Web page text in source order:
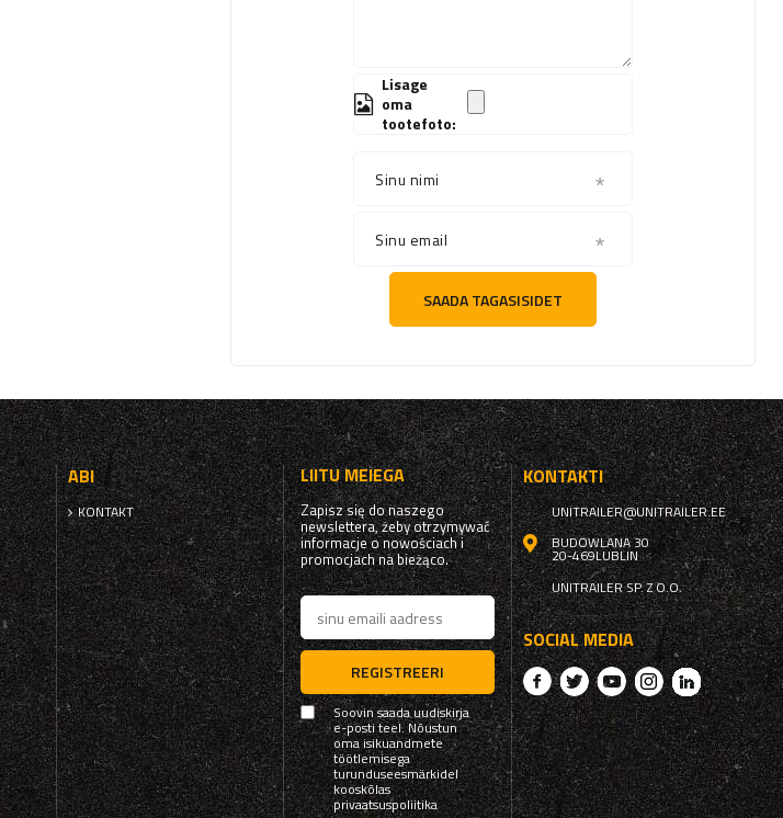
Lisage
oma
tootefoto:
Sinu nimi
Sinu email
SAADA TAGASISIDET
ABI
KONTAKT
LIITU MEIEGA
Zapisz się do naszego
newslettera, żeby otrzymywać
informacje o nowościach i
promocjach na bieżąco.
REGISTREERI
Soovin saada uudiskirja
e-posti teel. Nõustun
oma isikuandmete
töötlemisega
turunduseesmärkidel
kooskõlas
privaatsuspoliitika
KONTAKTI
UNITRAILER@UNITRAILER.EE
BUDOWLANA 30
20-469LUBLIN
UNITRAILER SP. Z O.O.
SOCIAL MEDIA